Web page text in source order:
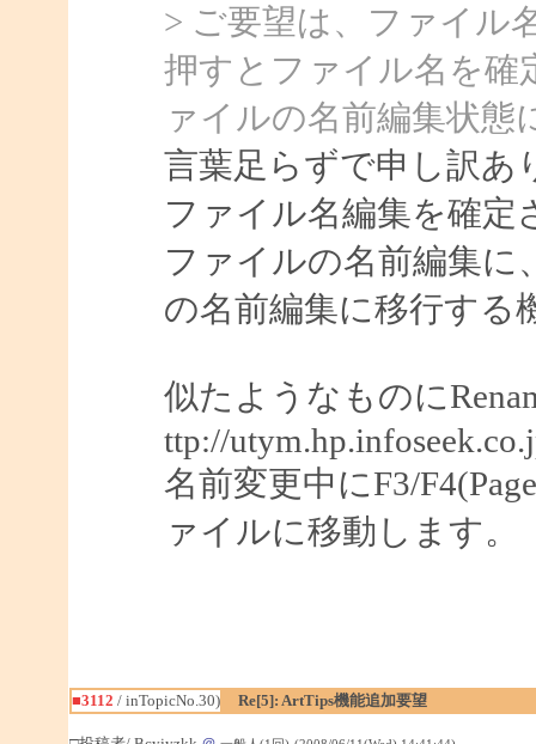
> ご要望は、ファイル
押すとファイル名を確
ァイルの名前編集状
言葉足らずで申し訳あ
ファイル名編集を確定
ファイルの名前編集に
の名前編集に移行する
似たようなものに
ttp://
名前変更中にF3/
ァイルに移動します。
■3112 / inTopicNo.30) Re[5]: ArtTips機能追加要望